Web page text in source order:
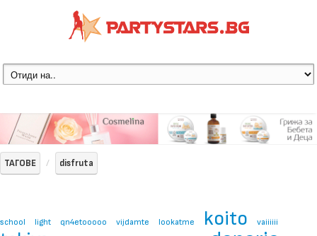
ТАГОВЕ disfruta
school light qn4etooooo vijdamte lookatme koito vaiiiiii